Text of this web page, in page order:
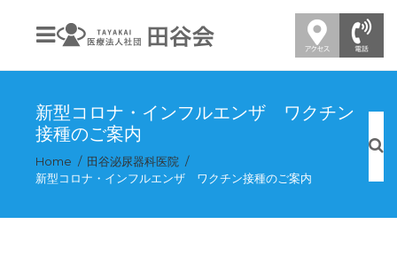
新型コロナ・インフルエンザ ワクチン
接種のご案内
Home
田谷泌尿器科医院
新型コロナ・インフルエンザ ワクチン接種のご案内